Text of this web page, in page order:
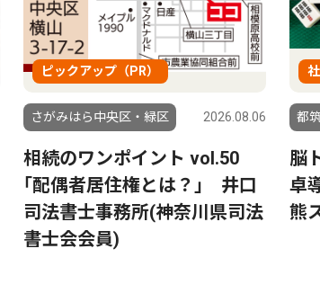
ピックアップ（PR）
さがみはら中央区・緑区 2026.08.06
相続のワンポイント vol.50
｢配偶者居住権とは？｣ 井口
司法書士事務所(神奈川県司法
書士会会員)
都
脳
卓
熊